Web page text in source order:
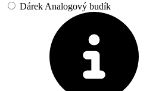
Dárek Analogový budík